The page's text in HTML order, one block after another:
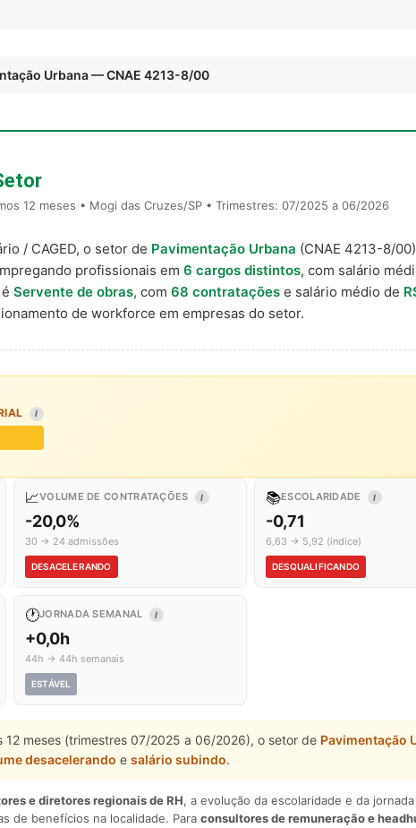
Urbana — CNAE 4213-8/00
12 meses • Mogi das Cruzes/SP • Trimestres: 07/2025 a 06/2026
/ CAGED, o setor de Pavimentação Urbana (CNAE 4213-8/
profissionais em 6 cargos distintos, com salário
Servente de obras, com 68 contratações e salário médio de
de workforce em empresas do setor.
I
📈VOLUME DE CONTRATAÇÕES I
-20,0%
30 → 24 admissões
DESACELERANDO
📚ESCOLARIDADE I
-0,71
6,63 → 5,92 (índice)
DESQUALIFICANDO
🕐JORNADA SEMANAL I
+0,0h
44h → 44h semanais
ESTÁVEL
12 meses (trimestres 07/2025 a 06/2026), o setor de Pavimentação
desacelerando e salário subindo.
e diretores regionais de RH, a evolução da escolaridade e da
de benefícios na localidade. Para consultores de remuneração e